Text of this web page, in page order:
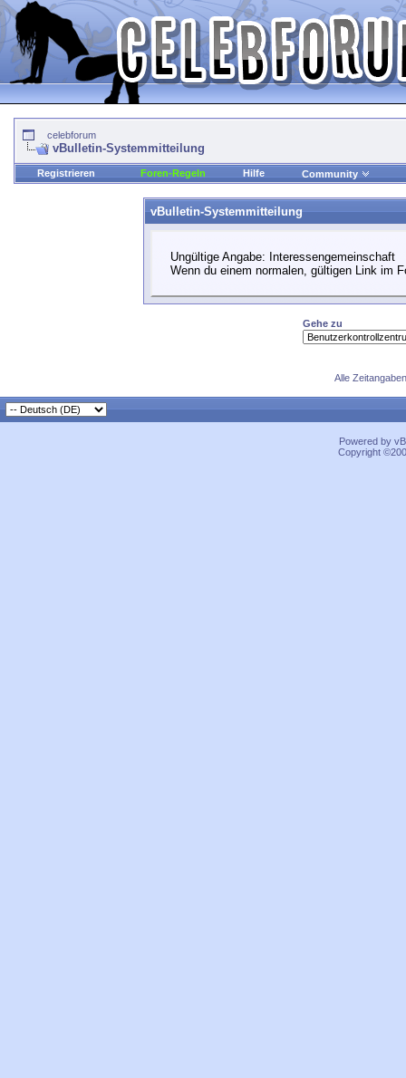
celebforum
vBulletin-Systemmitteilung
Registrieren Foren-Regeln Hilfe Community
vBulletin-Systemmitteilung
Ungültige Angabe: Interessengemeinschaft
Wenn du einem normalen, gültigen Link im
Gehe zu
Alle
Powered by
Copyright